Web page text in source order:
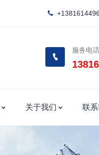
服务电话
关于我们 联